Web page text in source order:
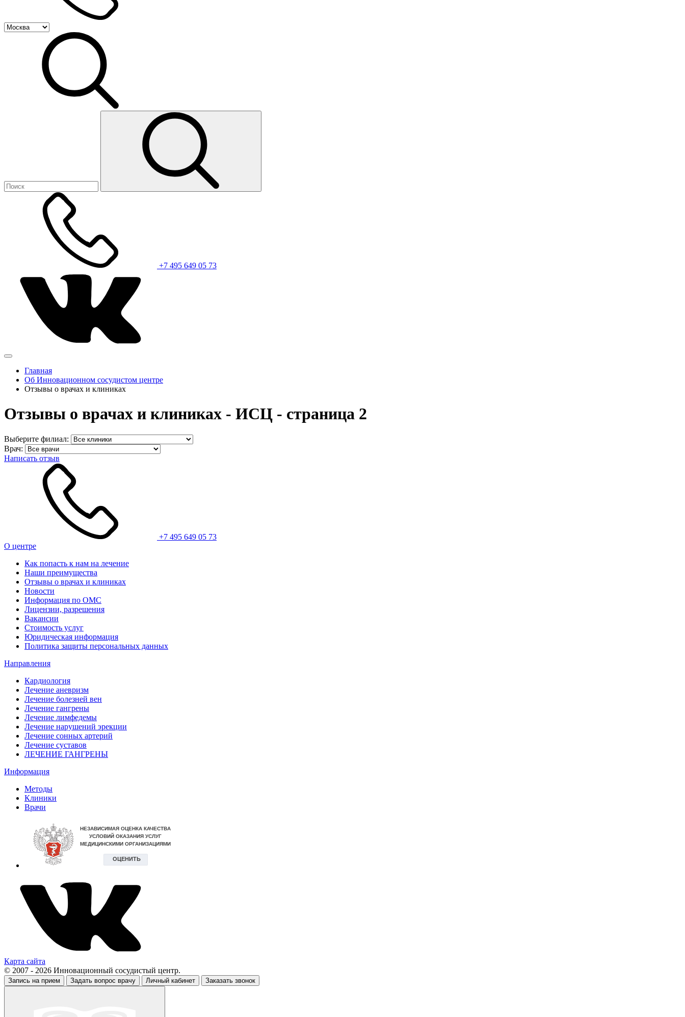
+7 495 649 05 73
Главная
Об Инновационном сосудистом центре
Отзывы о врачах и клиниках
Отзывы о врачах и клиниках - ИСЦ - страница 2
Выберите филиал:
Врач:
Написать отзыв
+7 495 649 05 73
О центре
Как попасть к нам на лечение
Наши преимущества
Отзывы о врачах и клиниках
Новости
Информация по ОМС
Лицензии, разрешения
Вакансии
Стоимость услуг
Юридическая информация
Политика защиты персональных данных
Направления
Кардиология
Лечение аневризм
Лечение болезней вен
Лечение гангрены
Лечение лимфедемы
Лечение нарушений эрекции
Лечение сонных артерий
Лечение суставов
ЛЕЧЕНИЕ ГАНГРЕНЫ
Информация
Методы
Клиники
Врачи
Карта сайта
© 2007 - 2026 Инновационный сосудистый центр.
Запись на прием Задать вопрос врачу Личный кабинет Заказать звонок